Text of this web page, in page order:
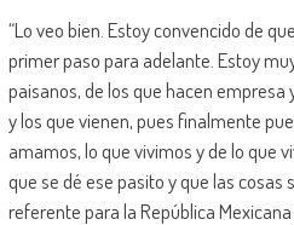
“Lo veo bien. Estoy convencido de
primer paso para adelante. Estoy
paisanos, de los que hacen
y los que vienen, pues finalmente
amamos, lo que vivimos y de lo que
que se dé ese pasito y que las cosas
referente para la República